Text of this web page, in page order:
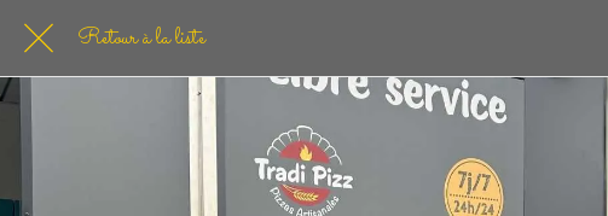
Retour à la liste